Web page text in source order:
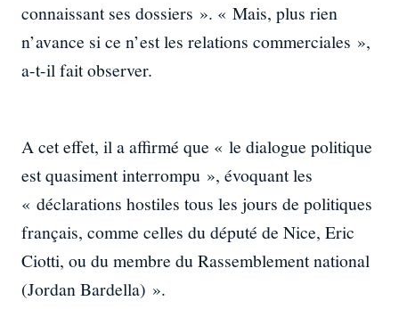
connaissant ses dossiers ». « Mais, plus rien
n’avance si ce n’est les relations commerciales »,
a-t-il fait observer.
A cet effet, il a affirmé que « le dialogue politique
est quasiment interrompu », évoquant les
« déclarations hostiles tous les jours de politiques
français, comme celles du député de Nice, Eric
Ciotti, ou du membre du Rassemblement national
(Jordan Bardella) ».